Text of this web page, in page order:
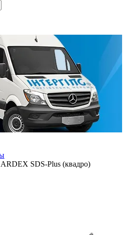
SDS-Plus (квадро)